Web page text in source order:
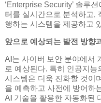
‘Enterprise Security’ 솔루
터를 실시간으로 분석하고,
행하는 시스템을 제공하고
앞으로 예상되는 발전 방향
AI는 사이버 보안 분야에서
로 예상된다. 특히 인공지
시스템은 더욱 진화할 것이
을 예측하고 사전에 방어하
AI 기술을 활용한 자동화된